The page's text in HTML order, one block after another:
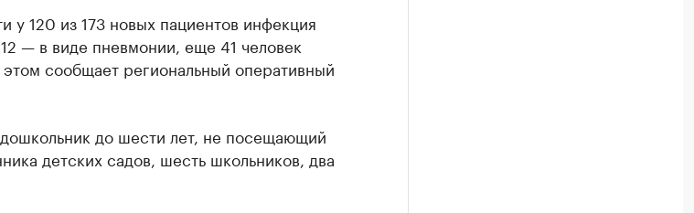
у 120 из 173 новых пациентов инфекция
— в виде пневмонии, еще 41 человек
сообщает региональный оперативный
до шести лет, не посещающий
детских садов, шесть школьников, два